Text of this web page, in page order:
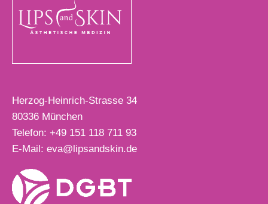
Herzog-Heinrich-Strasse 34
80336 München
Telefon: +49 151 118 711 93
E-Mail: eva@lipsandskin.de